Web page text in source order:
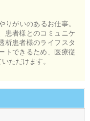
りがいのあるお仕事。
患者様とのコミュニケ
析患者様のライフスタ
トできるため、医療従
ただけます。